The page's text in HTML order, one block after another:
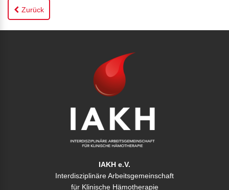
Zurück
IAKH e.V.
Interdisziplinäre Arbeitsgemeinschaft
für Klinische Hämotherapie